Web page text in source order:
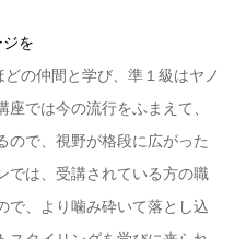
を
の仲間と学び、準１級はヤノ
では今の流行をふまえて、
ので、視野が格段に広がった
では、受講されている方の職
で、より噛み砕いて落とし込